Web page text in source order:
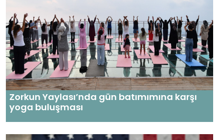
Zorkun Yaylası’nda gün batımımına karşı
yoga buluşması